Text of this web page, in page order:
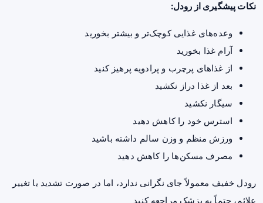
نکات پیشگیری از رودل:
وعده‌های غذایی کوچک‌تر و بیشتر بخورید
آرام غذا بخورید
از غذاهای پرچرب و پرادویه پرهیز کنید
بعد از غذا دراز نکشید
سیگار نکشید
استرس خود را کاهش دهید
ورزش منظم و وزن سالم داشته باشید
مصرف مسکن‌ها را کاهش دهید
رودل خفیف معمولاً جای نگرانی ندارد، اما در صورت تشدید یا تغییر
علائم، حتماً به پزشک مراجعه کنید